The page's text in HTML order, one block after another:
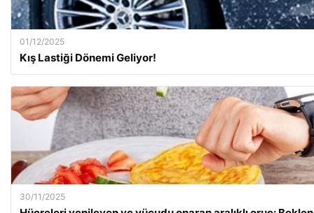
01/12/2025
Kış Lastiği Dönemi Geliyor!
30/11/2025